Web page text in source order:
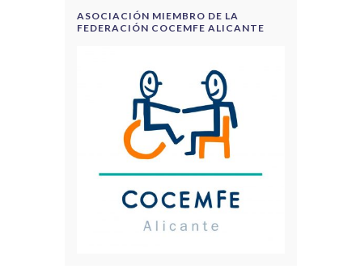
ASOCIACIÓN MIEMBRO DE LA
FEDERACIÓN COCEMFE ALICANTE